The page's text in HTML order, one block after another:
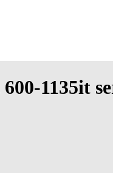
1135it